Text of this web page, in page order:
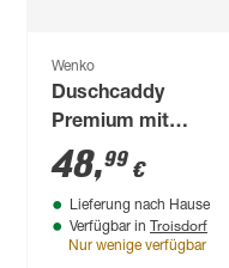
Wenko
Duschcaddy
Premium mit
Antibeschlagspiegel
mit 2 Ablagen und
Edelstahl-Haken
48,99 €
Lieferung nach Hause
Verfügbar in Troisdorf
Nur wenige verfügbar